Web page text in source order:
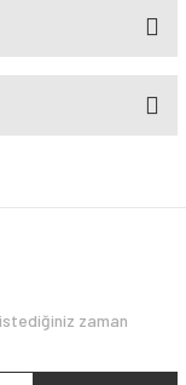
zaman